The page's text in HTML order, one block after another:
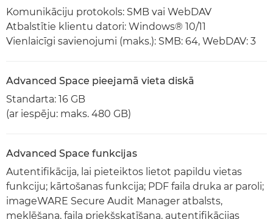
Komunikāciju protokols: SMB vai WebDAV
Atbalstītie klientu datori: Windows® 10/11
Vienlaicīgi savienojumi (maks.): SMB: 64, WebDAV: 3
Advanced Space pieejamā vieta diskā
Standarta: 16 GB
(ar iespēju: maks. 480 GB)
Advanced Space funkcijas
Autentifikācija, lai pieteiktos lietot papildu vietas
funkciju; kārtošanas funkcija; PDF faila druka ar paroli;
imageWARE Secure Audit Manager atbalsts,
meklēšana, faila priekšskatīšana, autentifikācijas